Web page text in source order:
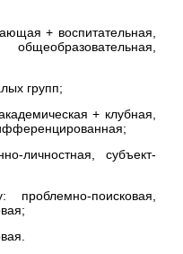
+ воспитательная,
групп;
+ клубная,
личностная, субъект-
поисковая,